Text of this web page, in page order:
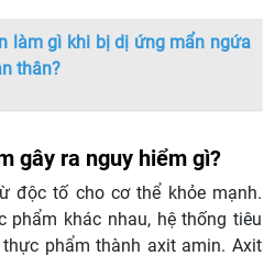
làm gì khi bị dị ứng mẩn ngứa
thân?
gây ra nguy hiểm gì?
độc tố cho cơ thể khỏe mạnh.
phẩm khác nhau, hệ thống tiêu
phẩm thành axit amin. Axit